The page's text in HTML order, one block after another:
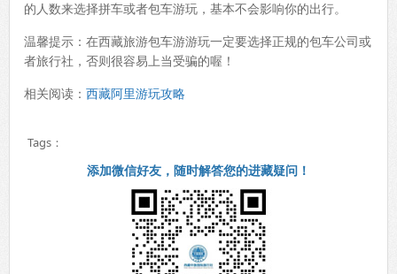
的人数来选择拼车或者包车游玩，基本不会影响你的出行。
温馨提示：在西藏旅游包车游游玩一定要选择正规的包车公司或
者旅行社，否则很容易上当受骗的喔！
相关阅读： 西藏阿里游玩攻略
Tags：
添加微信好友，随时解答您的进藏疑问！